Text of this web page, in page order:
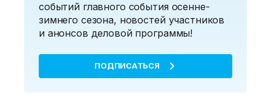
событий главного события осенне-
зимнего сезона, новостей участников
и анонсов деловой программы!
ПОДПИСАТЬСЯ